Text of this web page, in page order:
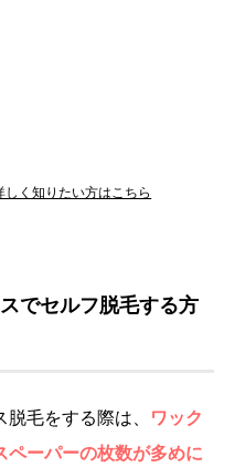
く知りたい方はこちら
でセルフ脱毛する方
毛をする際は、
ワック
ペーパーの枚数が多めに